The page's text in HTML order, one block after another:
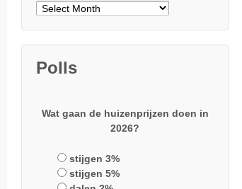
Archieven
Polls
Wat gaan de huizenprijzen doen in
2026?
stijgen 3%
stijgen 5%